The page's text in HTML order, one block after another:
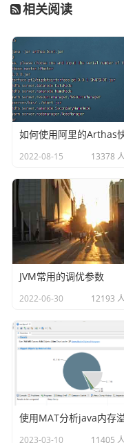
var errString
s {
field, ok :=
if ok {
if e :=
errString =
rintf("%s: %s",
}
}
errString =
r.Error())
}
return
g, "\n"))
三、绑定的地方解
接下来我们在每一个
候，如果出现错误就
相关阅读
2022-08-15 13378
JVM常用的调优参数
2022-06-30 12193
2023-03-10 11405